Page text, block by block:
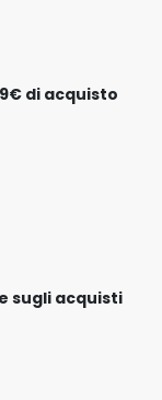
di acquisto
sugli acquisti